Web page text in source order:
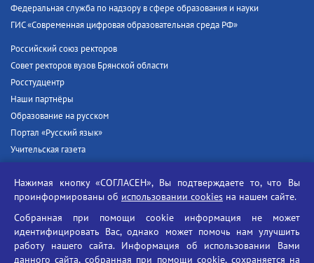
Федеральная служба по надзору в сфере образования и науки
ГИС «Современная цифровая образовательная среда РФ»
Российский союз ректоров
Совет ректоров вузов Брянской области
Росстудцентр
Наши партнёры
Образование на русском
Портал «Русский язык»
Учительская газета
Единый портал государственных услуг
Противодействие угрозам информационной безопасности
Социальные ролики - Генеральная прокуратура РФ
Противодействие коррупции
Нажимая кнопку «СОГЛАСЕН», Вы подтверждаете то, что Вы
проинформированы об использовании cookies на нашем сайте.
Собранная при помощи cookie информация не может
идентифицировать Вас, однако может помочь нам улучшить
работу нашего сайта. Информация об использовании Вами
данного сайта, собранная при помощи cookie, сохраняется на